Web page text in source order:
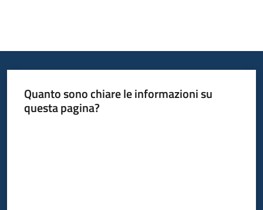
Quanto sono chiare le informazioni su
questa pagina?